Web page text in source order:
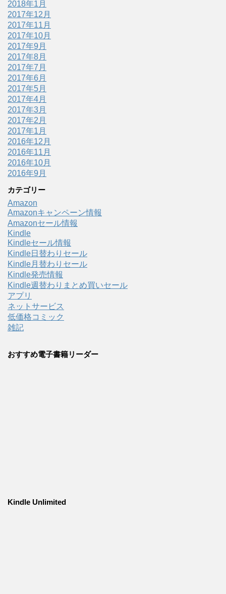
2018年1月
2017年12月
2017年11月
2017年10月
2017年9月
2017年8月
2017年7月
2017年6月
2017年5月
2017年4月
2017年3月
2017年2月
2017年1月
2016年12月
2016年11月
2016年10月
2016年9月
カテゴリー
Amazon
Amazonキャンペーン情報
Amazonセール情報
Kindle
Kindleセール情報
Kindle日替わりセール
Kindle月替わりセール
Kindle発売情報
Kindle週替わりまとめ買いセール
アプリ
ネットサービス
低価格コミック
雑記
おすすめ電子書籍リーダー
Kindle Unlimited